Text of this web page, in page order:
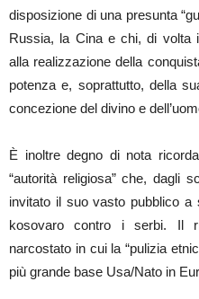
disposizione di una presunta
Russia, la Cina e chi, di volta
alla realizzazione della
potenza e, soprattutto, della
concezione del divino e
È inoltre degno di nota
“autorità religiosa” che, dagli
invitato il suo vasto pubblico a
kosovaro contro i serbi. Il
narcostato in cui la “pulizia
più grande base Usa/Nato in